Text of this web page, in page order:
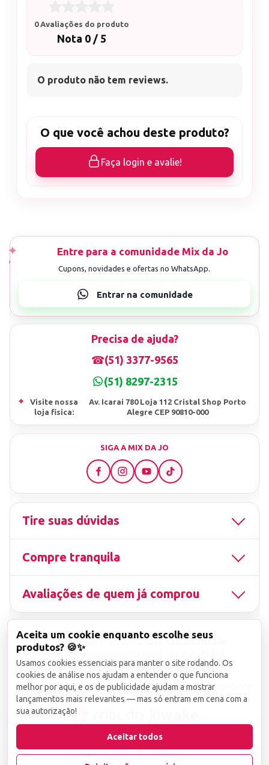
0 Avaliações do produto
Nota 0 / 5
O produto não tem reviews.
O que você achou deste produto?
Faça login e avalie!
Precisa de ajuda?
☎(51) 3377-9565
(51) 8297-2315
⌖
Visite nossa
loja fisica:
Av. Icarai 780 Loja 112 Cristal Shop Porto
Alegre CEP 90810-000
SIGA A MIX DA JO
Tire suas dúvidas
Compre tranquila
Avaliações de quem já comprou
▤ CNPJ13.851.519/0001-25
de imagens ou conteúdos deste site é proibido e
viola a Lei de Direitos Autorais nº 9.610/98.
Infrações serão denunciadas diretamente ao órgão competente.
Aceita um cookie enquanto escolhe seus
produtos? 🍪✨
Usamos cookies essenciais para manter o site rodando. Os
cookies de análise nos ajudam a entender o que funciona
melhor por aqui, e os de publicidade ajudam a mostrar
lançamentos mais relevantes — mas só entram em cena com a
sua autorização!
Aceitar todos